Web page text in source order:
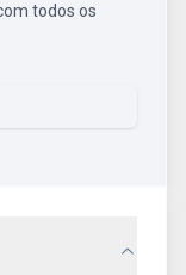
todos os